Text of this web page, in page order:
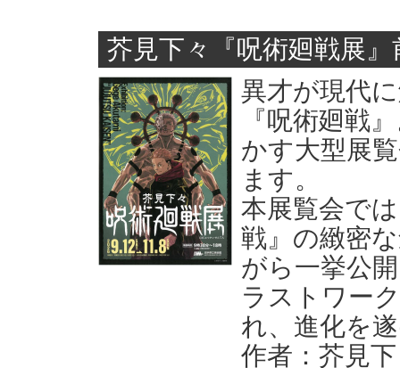
芥見下々『呪術廻戦展
異才が現代
『呪術廻戦
かす大型展
ます。
本展覧会で
戦』の緻密
がら一挙公
ラストワー
れ、進化を
作者：芥見